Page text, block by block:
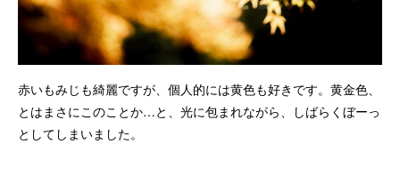
赤いもみじも綺麗ですが、個人的には黄色も好きです。黄金色、
とはまさにこのことか…と、光に包まれながら、しばらくぼーっ
としてしまいました。